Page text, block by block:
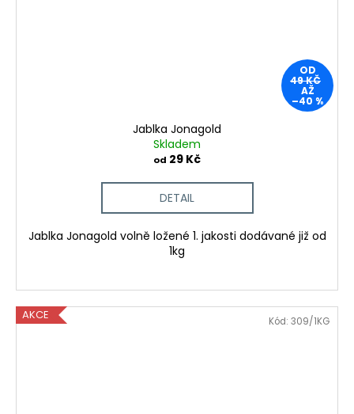
OD
49 KČ
AŽ
–40 %
Jablka Jonagold
Skladem
od 29 Kč
DETAIL
Jablka Jonagold volně ložené 1. jakosti dodávané již od
1kg
AKCE Kód: 309/1KG